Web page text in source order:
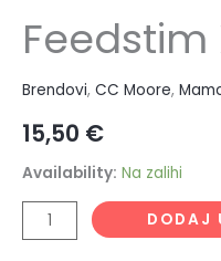
Feedstim
Brendovi, CC Moore,
15,50 €
Availability: Na zalihi
DODAJ